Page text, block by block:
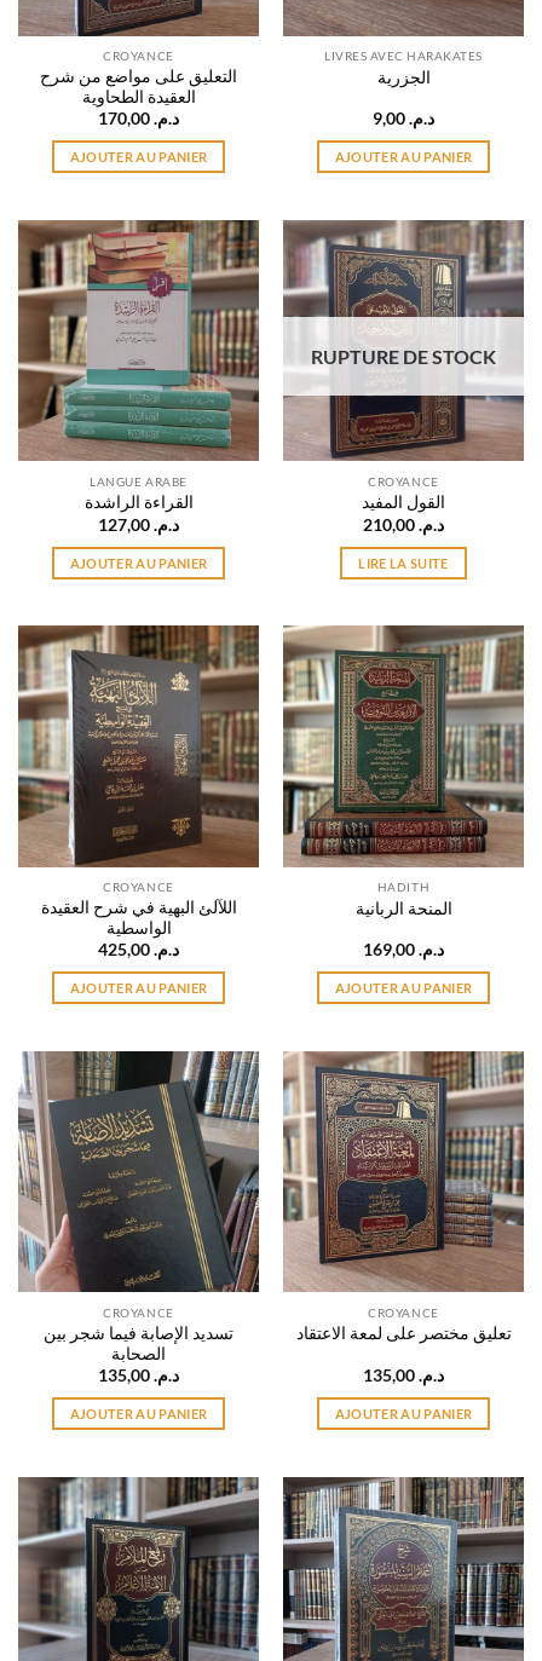
CROYANCE
التعليق على مواضع من شرح
العقيدة الطحاوية
د.م.
AJOUTER AU PANIER
LIVRES AVEC HARAKATES
الجزرية
د.م.
AJOUTER AU PANIER
LANGUE ARABE
القراءة الراشدة
د.م.
AJOUTER AU PANIER
RUPTURE DE STOCK
CROYANCE
القول المفيد
د.م.
LIRE LA SUITE
CROYANCE
اللآلئ البهية في شرح العقيدة
الواسطية
د.م.
AJOUTER AU PANIER
HADITH
المنحة الربانية
د.م.
AJOUTER AU PANIER
CROYANCE
تسديد الإصابة فيما شجر بين
الصحابة
د.م.
AJOUTER AU PANIER
CROYANCE
تعليق مختصر على لمعة الاعتقاد
د.م.
AJOUTER AU PANIER